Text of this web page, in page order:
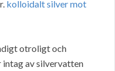
kolloidalt silver mot
otroligt och
av silvervatten